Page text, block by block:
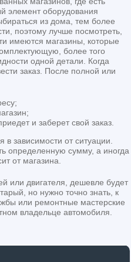
элемент оборудования
из дома, тем более
поэтому лучше посмотреть,
имеются магазины, которые
более того
одной детали. Когда
заказ. После полной или
и заберет свой заказ.
зависимости от ситуации.
определенную сумму, а иногда
от магазина.
или двигателя, дешевле будет
но нужно точно знать, к
или ремонтные мастерские
владельце автомобиля.